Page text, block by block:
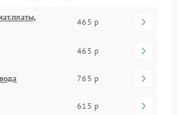
465 р
465 р
765 р
615 р